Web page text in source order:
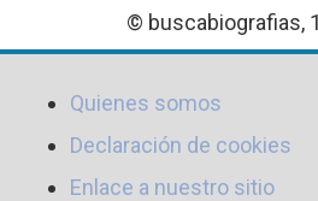
© buscabiografias,
Quienes somos
Declaración de cookies
Enlace a nuestro sitio